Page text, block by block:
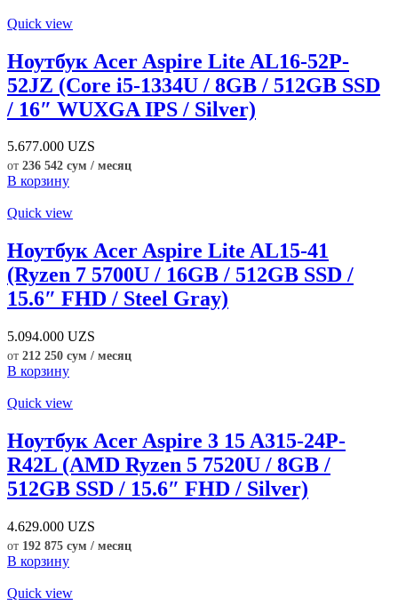
Quick view
Ноутбук Acer Aspire Lite AL16-52P-
52JZ (Core i5-1334U / 8GB / 512GB SSD
/ 16″ WUXGA IPS / Silver)
5.677.000 UZS
от 236 542 сум / месяц
В корзину
Quick view
Ноутбук Acer Aspire Lite AL15-41
(Ryzen 7 5700U / 16GB / 512GB SSD /
15.6″ FHD / Steel Gray)
5.094.000 UZS
от 212 250 сум / месяц
В корзину
Quick view
Ноутбук Acer Aspire 3 15 A315-24P-
R42L (AMD Ryzen 5 7520U / 8GB /
512GB SSD / 15.6″ FHD / Silver)
4.629.000 UZS
от 192 875 сум / месяц
В корзину
Quick view